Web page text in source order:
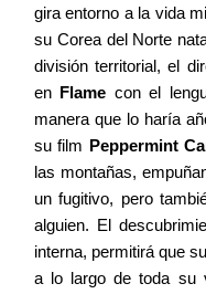
gira entorno a la vida
su Corea del Norte
división territorial, el
en Flame con el
manera que lo haría
su film Peppermint
las montañas,
un fugitivo, pero
alguien. El
interna, permitirá que
a lo largo de toda su